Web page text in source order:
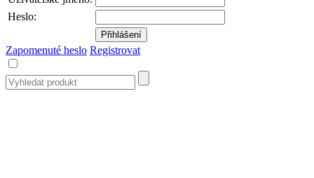
Heslo:
Zapomenuté heslo Registrovat